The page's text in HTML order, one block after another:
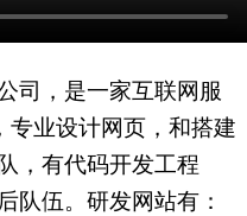
XML地图
，是一家互联网服
专业设计网页，和搭建
，有代码开发工程
队伍。研发网站有：